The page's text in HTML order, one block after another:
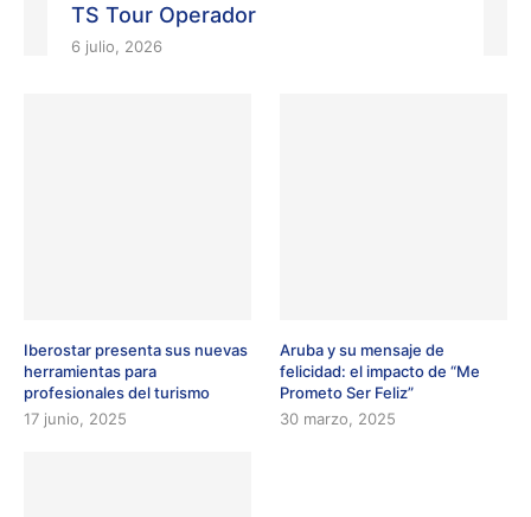
TS Tour Operador
6 julio, 2026
Iberostar presenta sus nuevas
herramientas para
profesionales del turismo
17 junio, 2025
Aruba y su mensaje de
felicidad: el impacto de “Me
Prometo Ser Feliz”
30 marzo, 2025